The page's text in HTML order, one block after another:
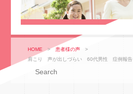
HOME > 患者様の声 >
肩こり 声が出しづらい 60代男性 症例報告